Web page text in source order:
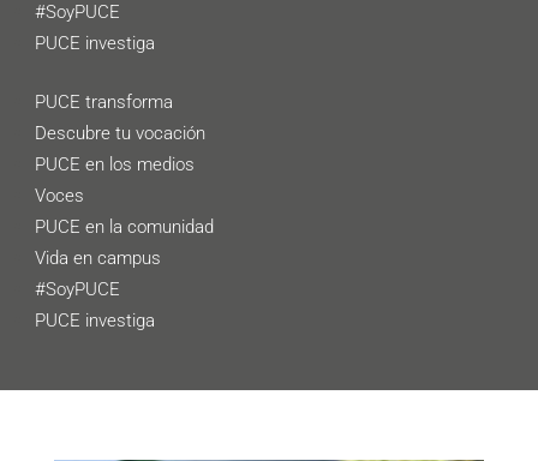
#SoyPUCE
PUCE investiga
PUCE transforma
Descubre tu vocación
PUCE en los medios
Voces
PUCE en la comunidad
Vida en campus
#SoyPUCE
PUCE investiga